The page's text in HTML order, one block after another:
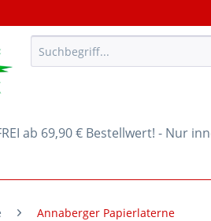
ab 69,90 € Bestellwert! - Nur
Annaberger Papierlaterne